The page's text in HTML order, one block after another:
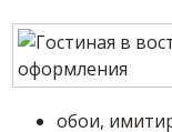
обои,